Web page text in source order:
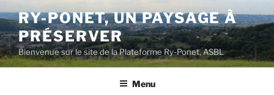
au
contenu
principal
RY-PONET, UN PAYSAGE À
PRÉSERVER
Bienvenue sur le site de la Plateforme Ry-Ponet, ASBL
Menu